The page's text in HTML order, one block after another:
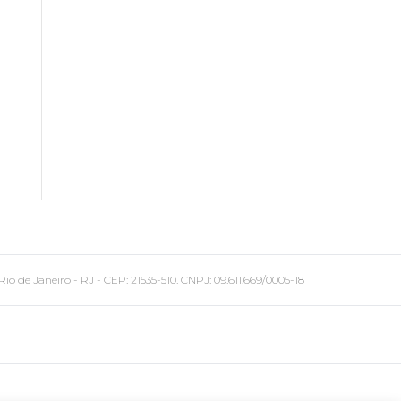
Janeiro - RJ - CEP: 21535-510. CNPJ: 09.611.669/0005-18